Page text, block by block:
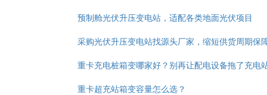
预制舱光伏升压变电站，适配各类地面光伏项目
采购光伏升压变电站找源头厂家，缩短供货周期保
重卡充电桩箱变哪家好？别再让配电设备拖了充电
重卡超充站箱变容量怎么选？